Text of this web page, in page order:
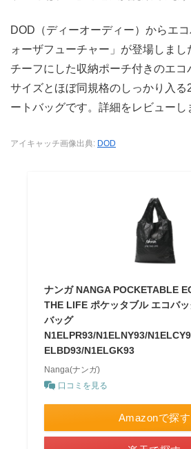
DOD（ディーオーディー）からエ
ォーザフューチャー」が登場しま
チーフにした収納ポーチ付きのエ
サイズとほぼ同規格のしっかり入る
ートバッグです。詳細をレビューし
アイキャッチ画像出典: DOD
ナンガ NANGA POCKETABLE
THE LIFE ポケッタブル エコバ
バッグ
N1ELPR93/N1ELNY93/
ELBD93/N1ELGK93
Nanga(ナンガ)
口コミを見る
Amazonで探す